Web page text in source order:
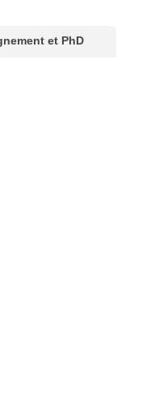
et PhD